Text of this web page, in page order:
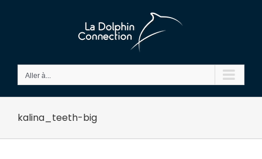
Aller à...
kalina_teeth-big